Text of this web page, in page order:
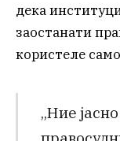
дека
заостанати
користеле
„Ние